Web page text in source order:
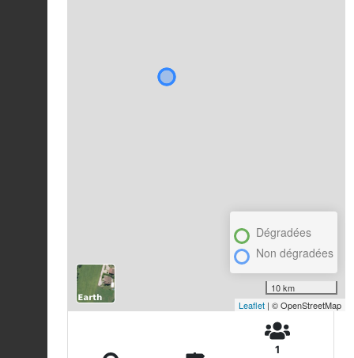
Dégradées
Non dégradées
10 km
Leaflet | © OpenStreetMap
1